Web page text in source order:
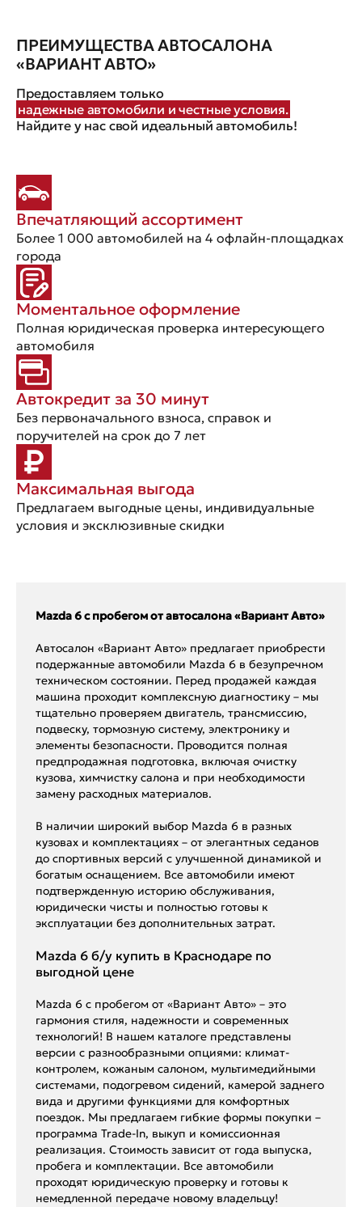
ПРЕИМУЩЕСТВА АВТОСАЛОНА
«ВАРИАНТ АВТО»
Предоставляем только
надежные автомобили и честные условия.
Найдите у нас свой идеальный автомобиль!
Впечатляющий ассортимент
Более 1 000 автомобилей на 4 офлайн-площадках
города
Моментальное оформление
Полная юридическая проверка интересующего
автомобиля
Автокредит за 30 минут
Без первоначального взноса, справок и
поручителей на срок до 7 лет
Максимальная выгода
Предлагаем выгодные цены, индивидуальные
условия и эксклюзивные скидки
Mazda 6 с пробегом от автосалона «Вариант Авто»
Автосалон «Вариант Авто» предлагает приобрести
подержанные автомобили Mazda 6 в безупречном
техническом состоянии. Перед продажей каждая
машина проходит комплексную диагностику – мы
тщательно проверяем двигатель, трансмиссию,
подвеску, тормозную систему, электронику и
элементы безопасности. Проводится полная
предпродажная подготовка, включая очистку
кузова, химчистку салона и при необходимости
замену расходных материалов.
В наличии широкий выбор Mazda 6 в разных
кузовах и комплектациях – от элегантных седанов
до спортивных версий с улучшенной динамикой и
богатым оснащением. Все автомобили имеют
подтвержденную историю обслуживания,
юридически чисты и полностью готовы к
эксплуатации без дополнительных затрат.
Mazda 6 б/у купить в Краснодаре по
выгодной цене
Mazda 6 с пробегом от «Вариант Авто» – это
гармония стиля, надежности и современных
технологий! В нашем каталоге представлены
версии с разнообразными опциями: климат-
контролем, кожаным салоном, мультимедийными
системами, подогревом сидений, камерой заднего
вида и другими функциями для комфортных
поездок. Мы предлагаем гибкие формы покупки –
программа Trade-In, выкуп и комиссионная
реализация. Стоимость зависит от года выпуска,
пробега и комплектации. Все автомобили
проходят юридическую проверку и готовы к
немедленной передаче новому владельцу!